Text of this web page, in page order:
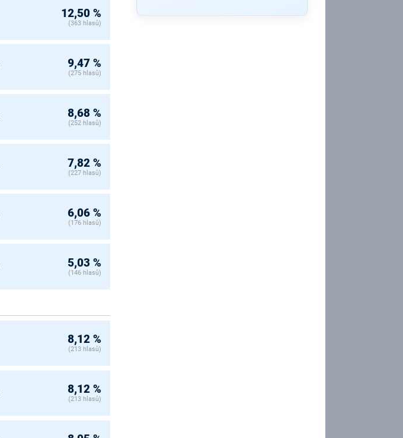
12,50 %
(363 hlasů)
9,47 %
(275 hlasů)
8,68 %
(252 hlasů)
7,82 %
(227 hlasů)
6,06 %
(176 hlasů)
5,03 %
(146 hlasů)
8,12 %
(213 hlasů)
8,12 %
(213 hlasů)